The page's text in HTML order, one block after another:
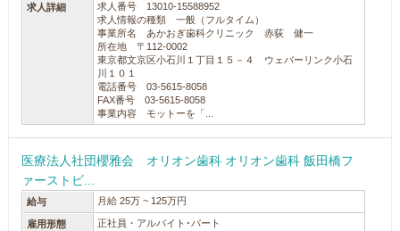
求人詳細
求人番号 13010-15588952
求人情報の種類 一般（フルタイム）
事業所名 あかおぎ歯科クリニック 赤荻 健一
所在地 〒112-0002
東京都文京区小石川１丁目１５－４ ウェバーリンク小石
川１０１
電話番号 03-5615-8058
FAX番号 03-5615-8058
事業内容 モットーを「...
医療法人社団櫻雅会 オリオン歯科 オリオン歯科 飯田橋フ
ァーストビ...
給与 月給 25万 ~ 125万円
雇用形態 正社員・アルバイト･パート